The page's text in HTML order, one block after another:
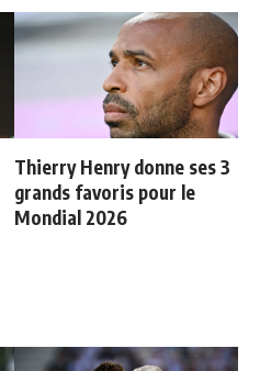
Thierry Henry donne ses 3
grands favoris pour le
Mondial 2026